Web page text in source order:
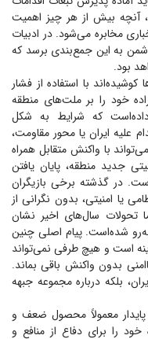
آنچه بیش از هر چیز اهمیت
مخابره می‌شود. در ادبیات
به این جمع‌بندی برسد که
بود.
با استفاده از فشار
خود را بر ملت‌های منطقه
داده‌است که شرایط به شکل
علیه ایران یا محور مقاومت،
با واکنش متقابل همراه
جدید منطقه، پایان یافتن
در گذشته برخی بازیگران
یا امنیتی، بدون نگرانی از
تحولات سال‌های اخیر نشان
شده‌است. پیام اصلی چنین
است و هیچ طرفی نمی‌تواند
بدون واکنش باقی بماند.
بلکه درباره مجموعه جبهه
معمولاً محصول ضعف و
را برای دفاع از منافع و